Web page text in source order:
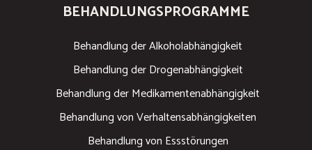
BEHANDLUNGSPROGRAMME
Behandlung der Alkoholabhängigkeit
Behandlung der Drogenabhängigkeit
Behandlung der Medikamentenabhängigkeit
Behandlung von Verhaltensabhängigkeiten
Behandlung von Essstörungen